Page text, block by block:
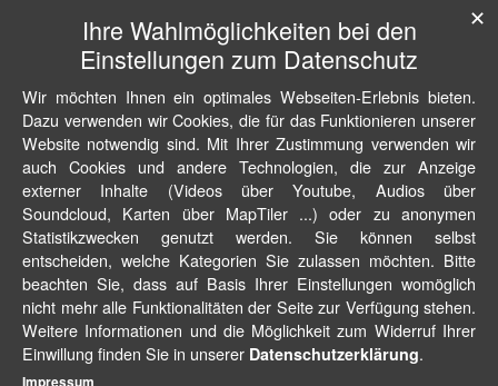
Ihre Wahlmöglichkeiten bei den
Einstellungen zum Datenschutz
Wir möchten Ihnen ein optimales Webseiten-Erlebnis bieten.
Dazu verwenden wir Cookies, die für das Funktionieren unserer
Website notwendig sind. Mit Ihrer Zustimmung verwenden wir
auch Cookies und andere Technologien, die zur Anzeige
externer Inhalte (Videos über Youtube, Audios über
Soundcloud, Karten über MapTiler ...) oder zu anonymen
Statistikzwecken genutzt werden. Sie können selbst
entscheiden, welche Kategorien Sie zulassen möchten. Bitte
beachten Sie, dass auf Basis Ihrer Einstellungen womöglich
nicht mehr alle Funktionalitäten der Seite zur Verfügung stehen.
Weitere Informationen und die Möglichkeit zum Widerruf Ihrer
Einwillung finden Sie in unserer Datenschutzerklärung.
✕
Impressum